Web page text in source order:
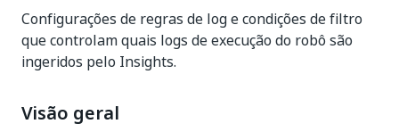
Configurações de regras de log e condições de filtro
que controlam quais logs de execução do robô são
ingeridos pelo Insights.
Visão geral